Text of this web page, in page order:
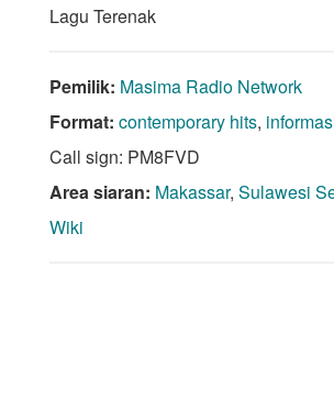
Lagu Terenak
Pemilik: Masima Radio Network
Format: contemporary hits,
Call sign: PM8FVD
Area siaran: Makassar, Sulawesi
Wiki